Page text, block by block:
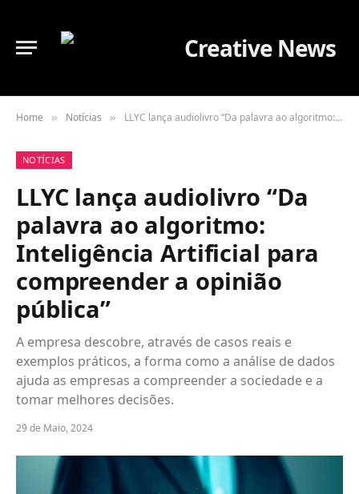
Home » Notícias » LLYC lança audiolivro “Da palavra ao algoritmo: Inteligência Artificial para compreender a opinião pública”
NOTÍCIAS
LLYC lança audiolivro “Da
palavra ao algoritmo:
Inteligência Artificial para
compreender a opinião
pública”
A empresa descobre, através de casos reais e
exemplos práticos, a forma como a análise de dados
ajuda as empresas a compreender a sociedade e a
tomar melhores decisões.
29 de Maio, 2024